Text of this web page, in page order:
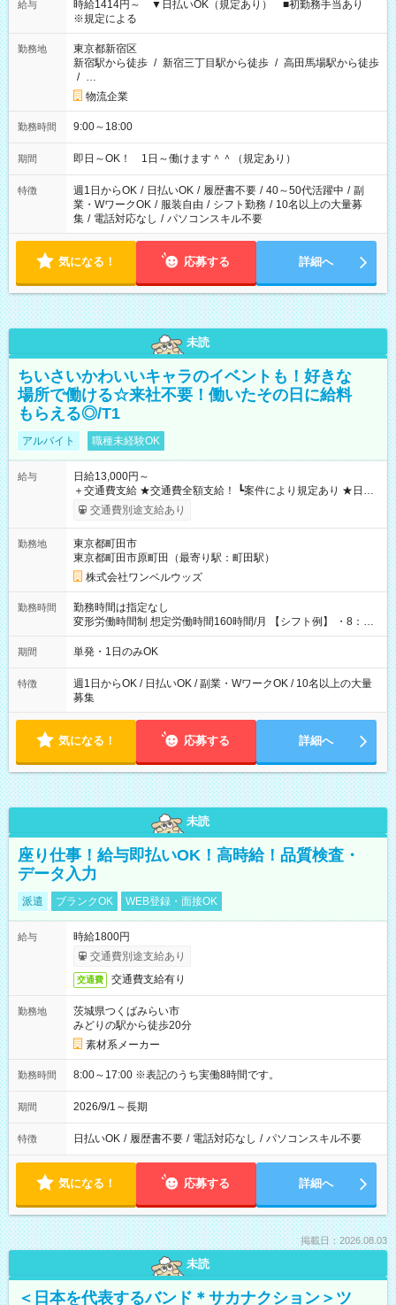
給与
時給1414円～ ▼日払いOK（規定あり） ■初勤務手当あり
※規定による
勤務地
東京都新宿区
新宿駅から徒歩 / 新宿三丁目駅から徒歩 / 高田馬場駅から徒歩
/ …
物流企業
勤務時間 9:00～18:00
期間 即日～OK！ 1日～働けます＾＾（規定あり）
特徴 週1日からOK / 日払いOK / 履歴書不要 / 40～50代活躍中 / 副
業・WワークOK / 服装自由 / シフト勤務 / 10名以上の大量募
集 / 電話対応なし / パソコンスキル不要
気になる！ 応募する 詳細へ
未読
ちいさいかわいいキャラのイベントも！好きな
場所で働ける☆来社不要！働いたその日に給料
もらえる◎/T1
アルバイト 職種未経験OK
給与
日給13,000円～
＋交通費支給 ★交通費全額支給！ ┗案件により規定あり ★日払
いOK！（規定あり） ┗働いたその日に現金GET♪ お仕事後はコ
ンビニATMから 日払い分を引き落とせます！ 【試用期間】試
交通費別途支給あり
勤務地
東京都町田市
東京都町田市原町田（最寄り駅：町田駅）
株式会社ワンベルウッズ
勤務時間
勤務時間は指定なし
変形労働時間制 想定労働時間160時間/月 【シフト例】 ・8：00
～21：00
期間 単発・1日のみOK
特徴
週1日からOK / 日払いOK / 副業・WワークOK / 10名以上の大量
募集
気になる！ 応募する 詳細へ
未読
座り仕事！給与即払いOK！高時給！品質検査・
データ入力
派遣 ブランクOK WEB登録・面接OK
給与
時給1800円
交通費別途支給あり
交通費 交通費支給有り
勤務地
茨城県つくばみらい市
みどりの駅から徒歩20分
素材系メーカー
勤務時間 8:00～17:00 ※表記のうち実働8時間です。
期間 2026/9/1～長期
特徴 日払いOK / 履歴書不要 / 電話対応なし / パソコンスキル不要
気になる！ 応募する 詳細へ
掲載日：2026.08.03
未読
＜日本を代表するバンド＊サカナクション＞ツ